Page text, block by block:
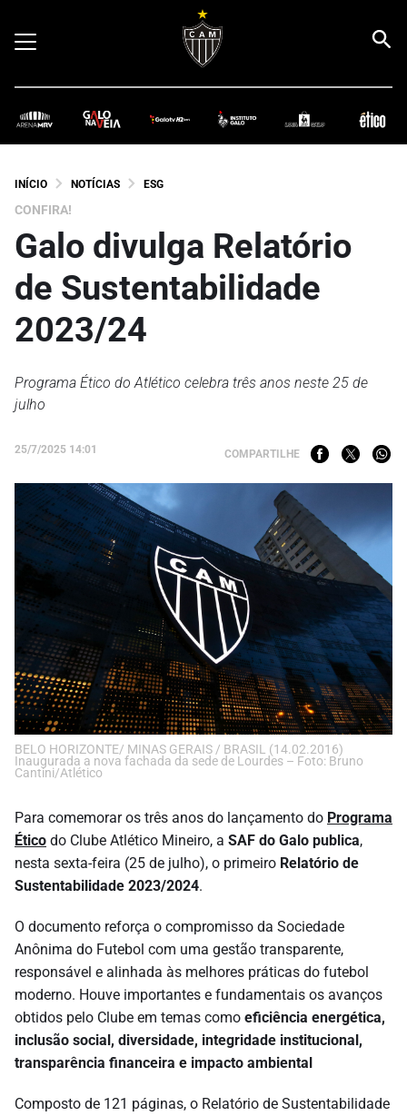
INÍCIO NOTÍCIAS ESG
CONFIRA!
Galo divulga Relatório
de Sustentabilidade
2023/24
Programa Ético do Atlético celebra três anos neste 25 de
julho
25/7/2025 14:01 COMPARTILHE
BELO HORIZONTE/ MINAS GERAIS / BRASIL (14.02.2016)
Inaugurada a nova fachada da sede de Lourdes – Foto: Bruno
Cantini/Atlético
Para comemorar os três anos do lançamento do Programa
Ético do Clube Atlético Mineiro, a SAF do Galo publica,
nesta sexta-feira (25 de julho), o primeiro Relatório de
Sustentabilidade 2023/2024.
O documento reforça o compromisso da Sociedade
Anônima do Futebol com uma gestão transparente,
responsável e alinhada às melhores práticas do futebol
moderno. Houve importantes e fundamentais os avanços
obtidos pelo Clube em temas como eficiência energética,
inclusão social, diversidade, integridade institucional,
transparência financeira e impacto ambiental
Composto de 121 páginas, o Relatório de Sustentabilidade